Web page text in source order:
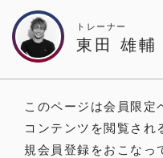
トレーナー
東田 雄輔
このページは会員限定
コンテンツを閲覧され
規会員登録をおこなっ